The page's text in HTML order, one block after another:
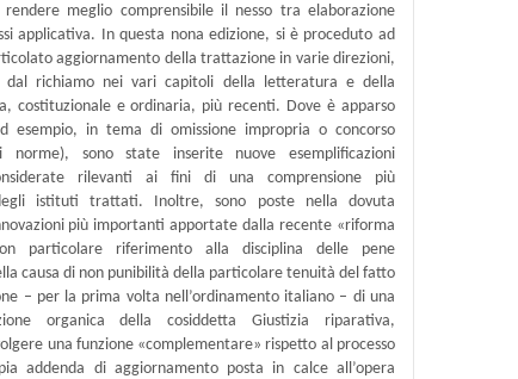
meglio comprensibile il nesso tra elaborazione
applicativa. In questa nona edizione, si è proceduto ad
aggiornamento della trattazione in varie direzioni,
dal richiamo nei vari capitoli della letteratura e della
costituzionale e ordinaria, più recenti. Dove è apparso
esempio, in tema di omissione impropria o concorso
norme), sono state inserite nuove esemplificazioni
rilevanti ai fini di una comprensione più
istituti trattati. Inoltre, sono poste nella dovuta
più importanti apportate dalla recente «riforma
particolare riferimento alla disciplina delle pene
causa di non punibilità della particolare tenuità del fatto
– per la prima volta nell’ordinamento italiano – di una
organica della cosiddetta Giustizia riparativa,
una funzione «complementare» rispetto al processo
addenda di aggiornamento posta in calce all’opera